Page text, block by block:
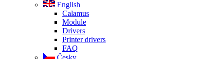
English
Calamus
Module
Drivers
Printer drivers
FAQ
Česky